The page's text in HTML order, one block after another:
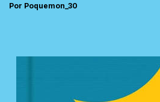
Por Poquemon_30